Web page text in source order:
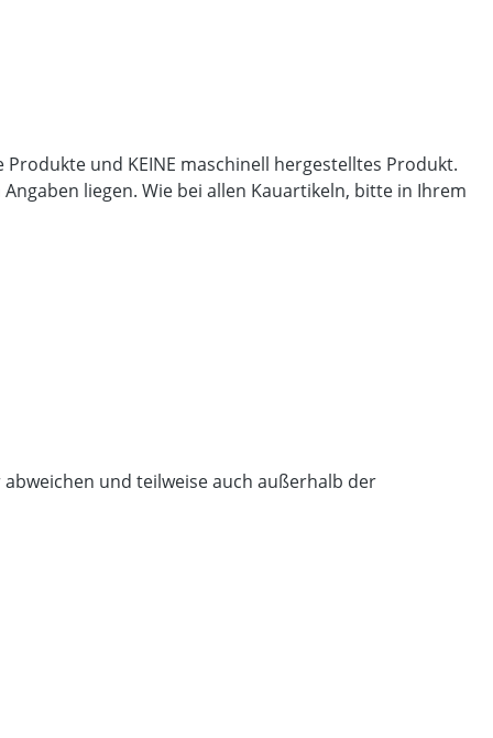
und KEINE maschinell hergestelltes Produkt.
liegen. Wie bei allen Kauartikeln, bitte in Ihrem
und teilweise auch außerhalb der